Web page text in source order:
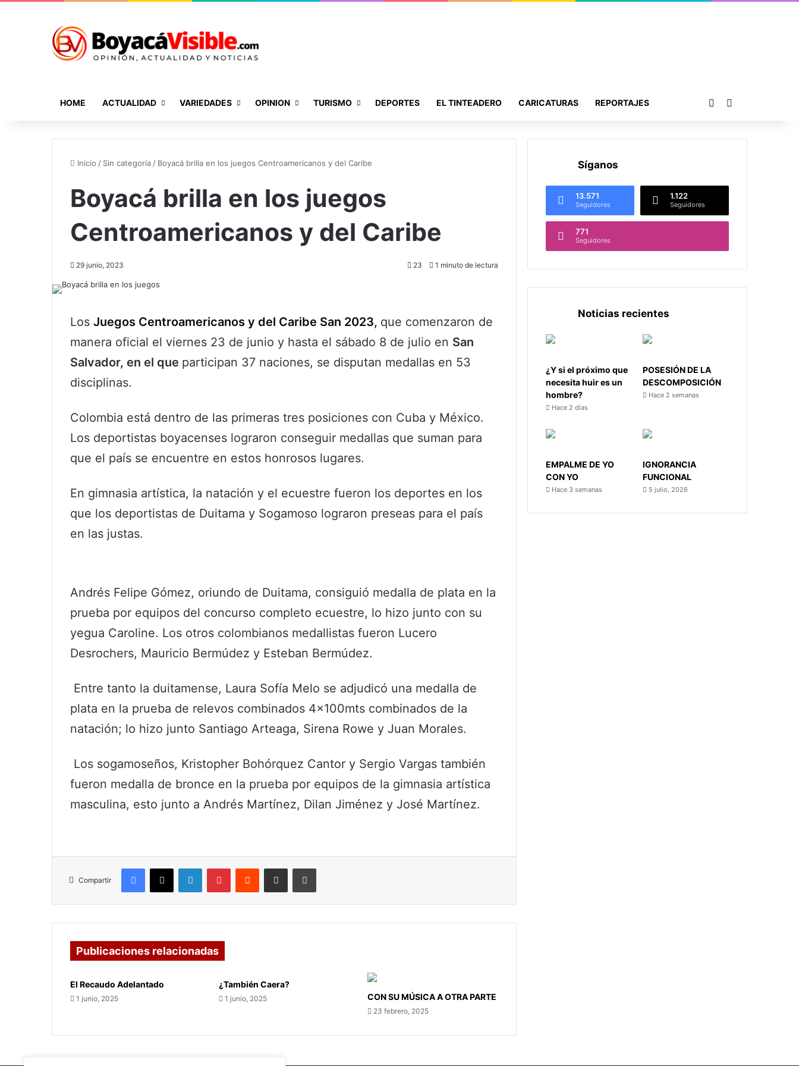
HOME ACTUALIDAD VARIEDADES OPINION TURISMO DEPORTES EL TINTEADERO CARICATURAS REPORTAJES Publicación al azar
Inicio / Sin categoría / Boyacá brilla en los juegos Centroamericanos y del Caribe
Boyacá brilla en los juegos
Centroamericanos y del Caribe
29 junio, 2023 23 1 minuto de lectura
Los Juegos Centroamericanos y del Caribe San 2023, que comenzaron de
manera oficial el viernes 23 de junio y hasta el sábado 8 de julio en San
Salvador, en el que participan 37 naciones, se disputan medallas en 53
disciplinas.
Colombia está dentro de las primeras tres posiciones con Cuba y México.
Los deportistas boyacenses lograron conseguir medallas que suman para
que el país se encuentre en estos honrosos lugares.
En gimnasia artística, la natación y el ecuestre fueron los deportes en los
que los deportistas de Duitama y Sogamoso lograron preseas para el país
en las justas.
Andrés Felipe Gómez, oriundo de Duitama, consiguió medalla de plata en la
prueba por equipos del concurso completo ecuestre, lo hizo junto con su
yegua Caroline. Los otros colombianos medallistas fueron Lucero
Desrochers, Mauricio Bermúdez y Esteban Bermúdez.
Entre tanto la duitamense, Laura Sofía Melo se adjudicó una medalla de
plata en la prueba de relevos combinados 4x100mts combinados de la
natación; lo hizo junto Santiago Arteaga, Sirena Rowe y Juan Morales.
Los sogamoseños, Kristopher Bohórquez Cantor y Sergio Vargas también
fueron medalla de bronce en la prueba por equipos de la gimnasia artística
masculina, esto junto a Andrés Martínez, Dilan Jiménez y José Martínez.
Compartir
Facebook
X LinkedInPinterestReddit Compartir por correo electrónicoImprimir
Publicaciones relacionadas
El Recaudo Adelantado
1 junio, 2025
¿También Caera?
1 junio, 2025 CON SU MÚSICA A OTRA PARTE
23 febrero, 2025
Síganos
13.571
Seguidores
1.122
Seguidores
771
Seguidores
Noticias recientes
¿Y si el próximo que
necesita huir es un
hombre?
Hace 2 días
POSESIÓN DE LA
DESCOMPOSICIÓN
Hace 2 semanas
EMPALME DE YO
CON YO
Hace 3 semanas
IGNORANCIA
FUNCIONAL
5 julio, 2026